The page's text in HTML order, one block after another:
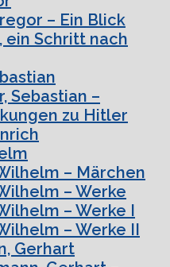
– Ein Blick
ein Schritt nach
Sebastian –
zu Hitler
– Märchen
– Werke
– Werke I
– Werke II
Gerhart